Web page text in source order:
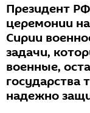
Президент
церемонии
Сирии
задачи,
военные,
государства
надежно